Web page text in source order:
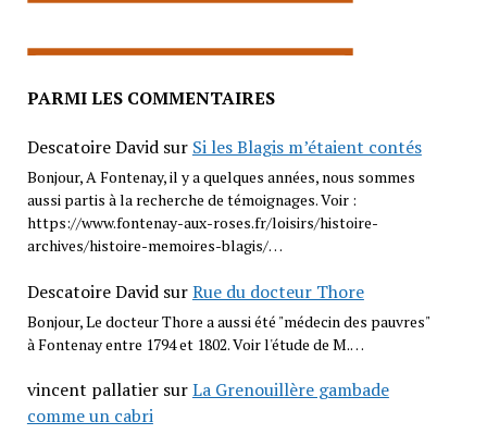
PARMI LES COMMENTAIRES
Descatoire Davidsur Si les Blagis m’étaient contés
Bonjour, A Fontenay, il y a quelques années, nous sommes
aussi partis à la recherche de témoignages. Voir :
https://www.fontenay-aux-roses.fr/loisirs/histoire-
archives/histoire-memoires-blagis/…
Descatoire DavidsurRue du docteur Thore
Bonjour, Le docteur Thore a aussi été "médecin des pauvres"
à Fontenay entre 1794 et 1802. Voir l'étude de M.…
vincent pallatiersurLa Grenouillère gambade
comme un cabri